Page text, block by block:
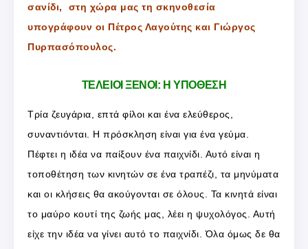
σανίδι, στη χώρα μας τη σκηνοθεσία
υπογράφουν οι Πέτρος Λαγούτης και Γιώργος
Πυρπασόπουλος.
ΤΕΛΕΙΟΙ ΞΕΝΟΙ: Η ΥΠΟΘΕΣΗ
Τρία ζευγάρια, επτά φίλοι και ένα ελεύθερος,
συναντιόνται. Η πρόσκληση είναι για ένα γεύμα.
Πέφτει η ιδέα να παίξουν ένα παιχνίδι. Αυτό είναι η
τοποθέτηση των κινητών σε ένα τραπέζι, τα μηνύματα
και οι κλήσεις θα ακούγονται σε όλους. Τα κινητά είναι
το μαύρο κουτί της ζωής μας, λέει η ψυχολόγος. Αυτή
είχε την ιδέα να γίνει αυτό το παιχνίδι. Όλα όμως δε θα